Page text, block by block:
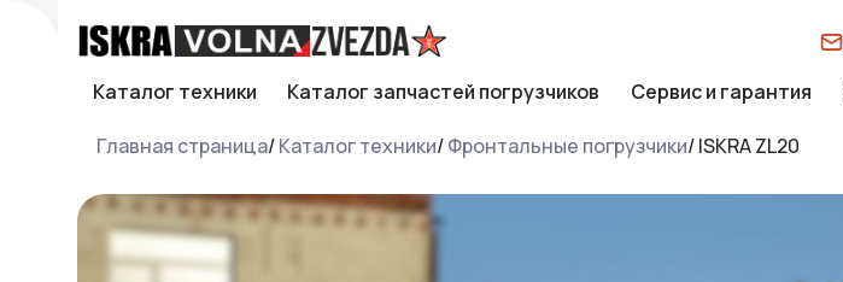
Каталог техники
Каталог запчастей погрузчиков Сервис и гарантия
Главная страница/Каталог техники/Фронтальные погрузчики/ISKRA ZL20